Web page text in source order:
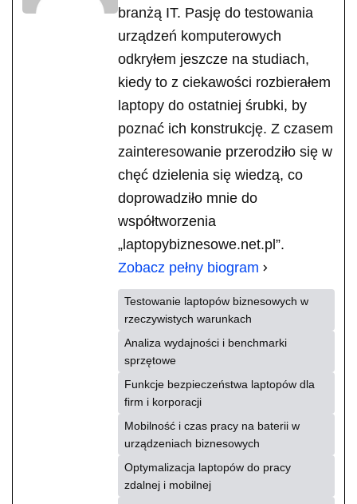
branżą IT. Pasję do testowania
urządzeń komputerowych
odkryłem jeszcze na studiach,
kiedy to z ciekawości rozbierałem
laptopy do ostatniej śrubki, by
poznać ich konstrukcję. Z czasem
zainteresowanie przerodziło się w
chęć dzielenia się wiedzą, co
doprowadziło mnie do
współtworzenia
„laptopybiznesowe.net.pl”.
Zobacz pełny biogram
Testowanie laptopów biznesowych w
rzeczywistych warunkach
Analiza wydajności i benchmarki
sprzętowe
Funkcje bezpieczeństwa laptopów dla
firm i korporacji
Mobilność i czas pracy na baterii w
urządzeniach biznesowych
Optymalizacja laptopów do pracy
zdalnej i mobilnej